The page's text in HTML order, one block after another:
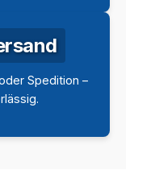
Spedition –